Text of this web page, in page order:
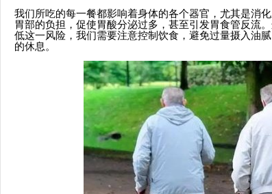
我们所吃的每一餐都影响着身体的各个器官，尤其是消
胃部的负担，促使胃酸分泌过多，甚至引发胃食管反流
低这一风险，我们需要注意控制饮食，避免过量摄入油
的休息。